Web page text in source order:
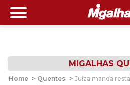
MIGALHAS
Home > Quentes > Juíza manda